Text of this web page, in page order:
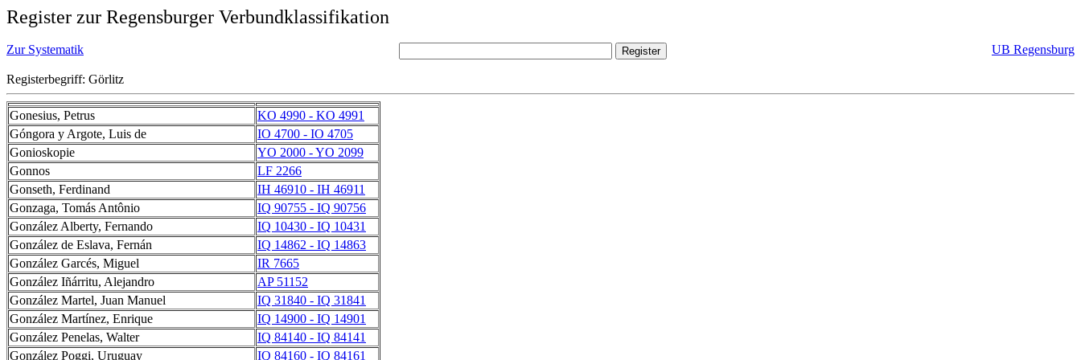
Register zur Regensburger Verbundklassifikation
Zur Systematik UB Regensburg
Registerbegriff: Görlitz
Gonesius, Petrus
KO 4990 - KO 4991
Góngora y Argote, Luis de
IO 4700 - IO 4705
Gonioskopie
YO 2000 - YO 2099
Gonnos
LF 2266
Gonseth, Ferdinand
IH 46910 - IH 46911
Gonzaga, Tomás Antônio
IQ 90755 - IQ 90756
González Alberty, Fernando
IQ 10430 - IQ 10431
González de Eslava, Fernán
IQ 14862 - IQ 14863
González Garcés, Miguel
IR 7665
González Iñárritu, Alejandro
AP 51152
González Martel, Juan Manuel
IQ 31840 - IQ 31841
González Martínez, Enrique
IQ 14900 - IQ 14901
González Penelas, Walter
IQ 84140 - IQ 84141
González Poggi, Uruguay
IQ 84160 - IQ 84161